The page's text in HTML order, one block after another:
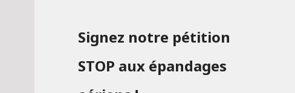
Signez notre pétition
STOP aux épandages